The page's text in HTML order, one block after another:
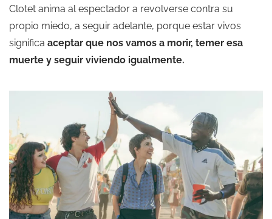
Clotet anima al espectador a revolverse contra su
propio miedo, a seguir adelante, porque estar vivos
significa aceptar que nos vamos a morir, temer esa
muerte y seguir viviendo igualmente.